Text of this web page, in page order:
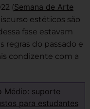
(Semana de Arte
estéticos são
fase estavam
regras do passado e
condizente com a
Médio: suporte
para estudantes